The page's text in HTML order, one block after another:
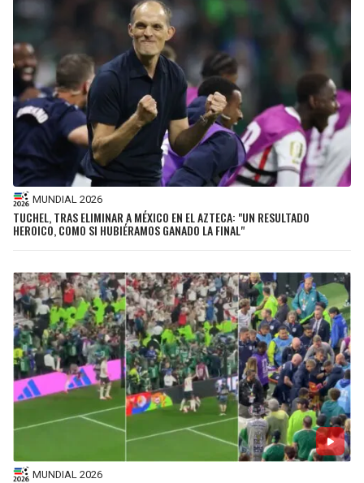
MUNDIAL 2026
TUCHEL, TRAS ELIMINAR A MÉXICO EN EL AZTECA: "UN RESULTADO
HEROICO, COMO SI HUBIÉRAMOS GANADO LA FINAL"
MUNDIAL 2026